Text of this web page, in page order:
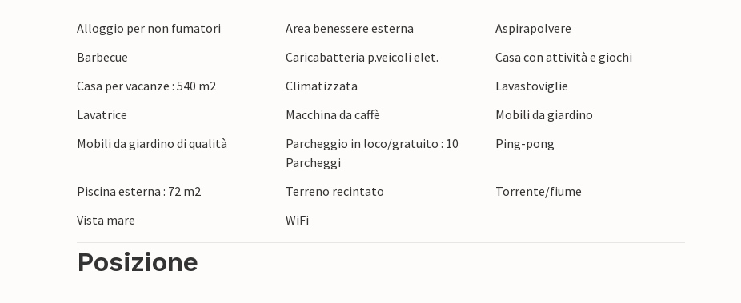
Alloggio per non fumatori Area benessere esterna
Aspirapolvere
Barbecue
Caricabatteria p.veicoli elet.
Casa con attività e giochi
Casa per vacanze : 540 m2
Climatizzata
Lavastoviglie
Lavatrice
Macchina da caffè
Mobili da giardino
Mobili da giardino di qualità
Parcheggio in loco/gratuito : 10
Parcheggi
Ping-pong
Piscina esterna : 72 m2 Terreno recintato
Torrente/fiume
Vista mare
WiFi
Posizione